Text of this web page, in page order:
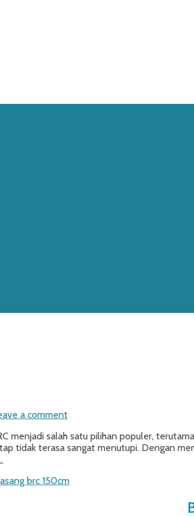
a comment
menjadi salah satu pilihan populer,
tidak terasa sangat menutupi. Dengan
brc 150cm